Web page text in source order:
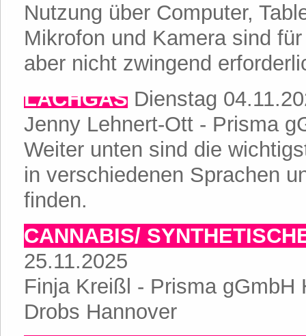
Nutzung über Computer,
Mikrofon und Kamera sind
aber nicht zwingend
LACHGAS Dienstag
Jenny Lehnert-Ott - Prisma
Weiter unten sind die
in verschiedenen Sprachen
finden.
CANNABIS/
25.11.2025
Finja Kreißl - Prisma gGmbH
Drobs Hannover